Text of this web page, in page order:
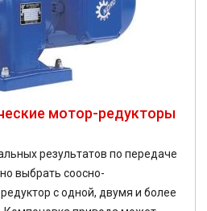
мотор-редукторы
результатов по передаче
выбрать соосно-
с одной, двумя и более